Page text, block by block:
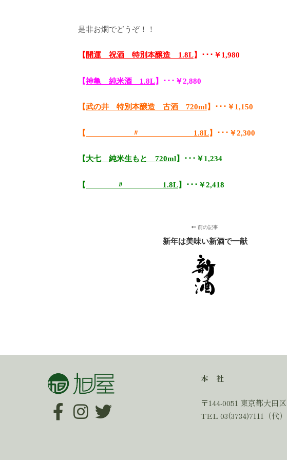
是非お燗でどうぞ！！
【 開運 祝酒 特別本醸造 1.8L】･･･￥1,980
【神亀 純米酒 1.8L】･･･￥2,880
【武の井 特別本醸造 古酒 720ml】･･･￥1,150
【 〃 1.8L】･･･￥2,300
【大七 純米生もと 720ml】･･･￥1,234
【 〃 1.8L】･･･￥2,418
前の記事
新年は美味い新酒で一献
本 社
〒144-0051 東京都大田
TEL 03(3734)7111（代）